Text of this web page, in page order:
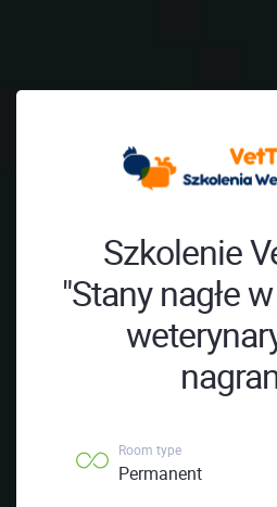
Szkolenie
"Stany nagłe
Room type
Permanent